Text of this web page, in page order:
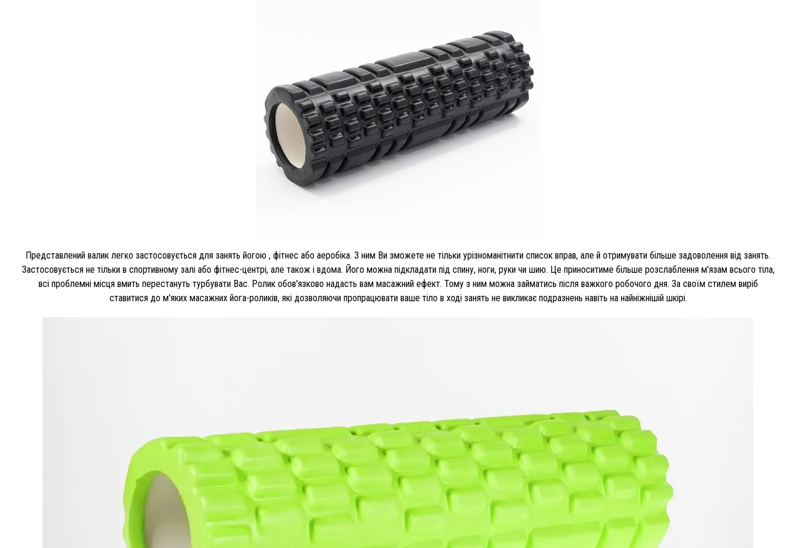
Представлений валик легко застосовується для занять йогою , фітнес або аеробіка. З ним Ви зможете не тільки урізноманітнити список вправ, але й отримувати більше задоволення від занять.
Застосовується не тільки в спортивному залі або фітнес-центрі, але також і вдома. Його можна підкладати під спину, ноги, руки чи шию. Це приноситиме більше розслаблення м'язам всього тіла,
всі проблемні місця вмить перестануть турбувати Вас. Ролик обов'язково надасть вам масажний ефект. Тому з ним можна займатись після важкого робочого дня. За своїм стилем виріб
ставитися до м'яких масажних йога-роликів, які дозволяючи пропрацювати ваше тіло в ході занять не викликає подразнень навіть на найніжнішій шкірі.